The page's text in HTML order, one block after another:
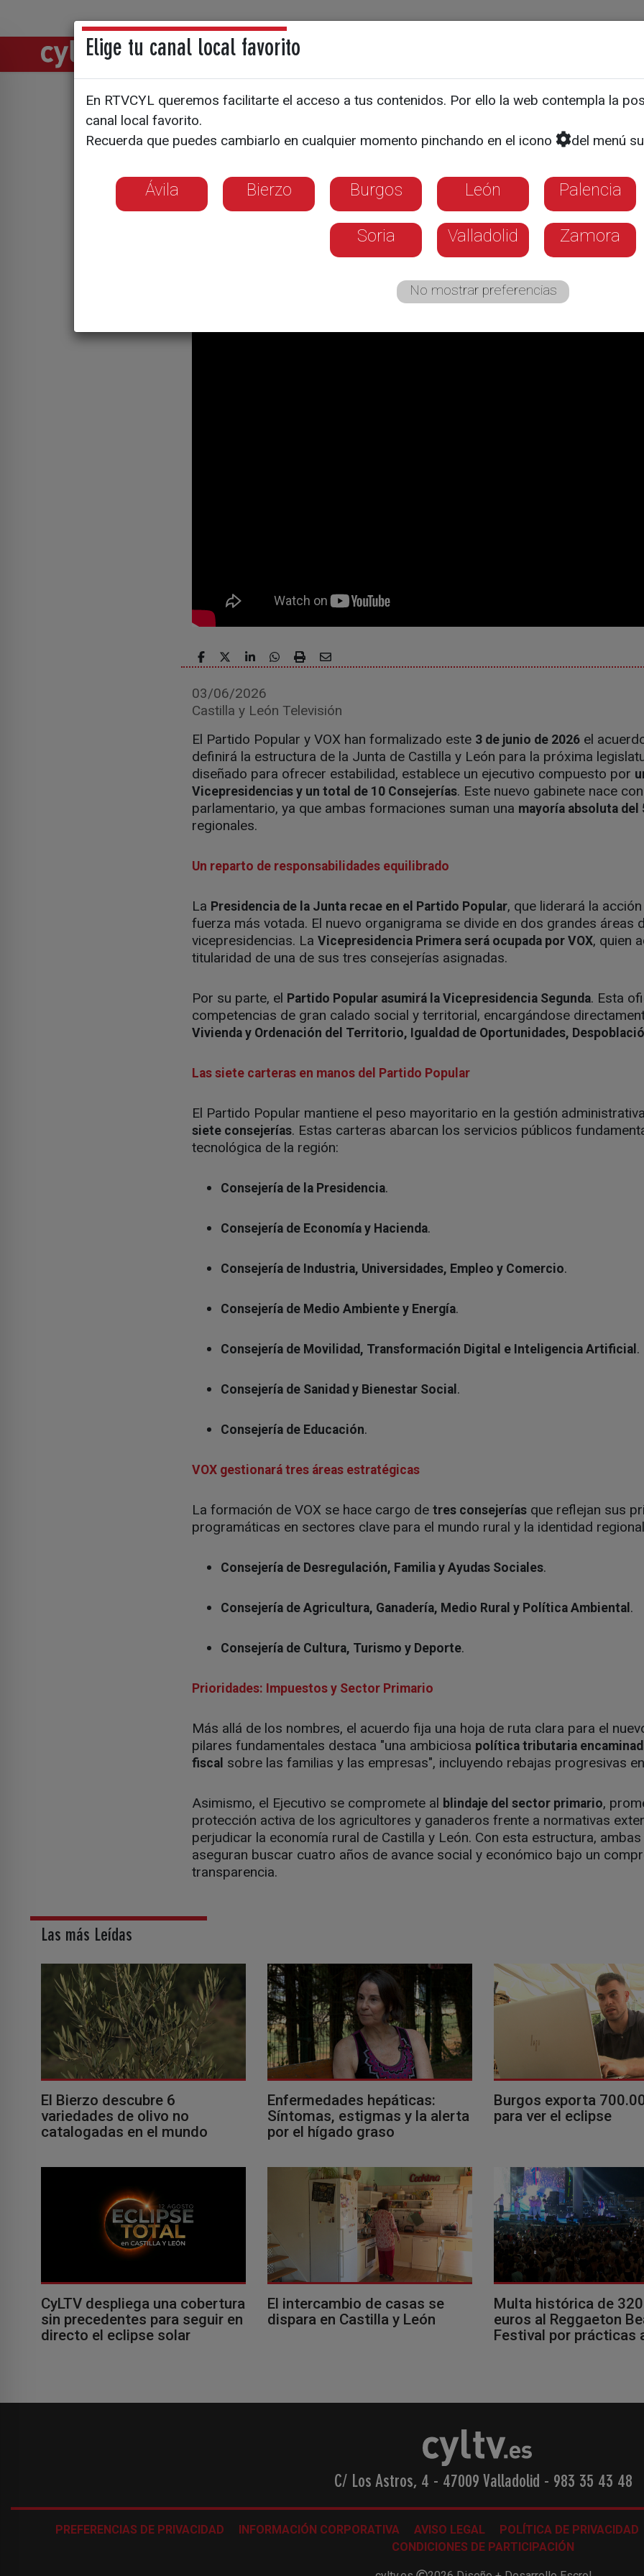
Directos Noticias
PP y VOX sellan el nuevo
Junta de Castilla y León: 10
una nueva etapa
El nuevo Ejecutivo centrará su acción en la rebaja de
del sector primario tras validar un pacto respaldado por el
03/06/2026
Castilla y León Televisión
El Partido Popular y VOX han formalizado este 3 de junio de 2026 el
definirá la estructura de la Junta de Castilla y León para la próxima
diseñado para ofrecer estabilidad, establece un ejecutivo compuesto por
Vicepresidencias y un total de 10 Consejerías. Este nuevo gabinete nace
parlamentario, ya que ambas formaciones suman una mayoría absoluta del
regionales.
Un reparto de responsabilidades equilibrado
La Presidencia de la Junta recae en el Partido Popular, que liderará la
fuerza más votada. El nuevo organigrama se divide en dos grandes áreas
vicepresidencias. La Vicepresidencia Primera será ocupada por VOX, quien
titularidad de una de sus tres consejerías asignadas.
Por su parte, el Partido Popular asumirá la Vicepresidencia Segunda. Esta
competencias de gran calado social y territorial, encargándose
Vivienda y Ordenación del Territorio, Igualdad de Oportunidades,
Las siete carteras en manos del Partido Popular
El Partido Popular mantiene el peso mayoritario en la gestión
siete consejerías. Estas carteras abarcan los servicios públicos
tecnológica de la región:
Consejería de la Presidencia.
Consejería de Economía y Hacienda.
Consejería de Industria, Universidades, Empleo y Comercio.
Consejería de Medio Ambiente y Energía.
Consejería de Movilidad, Transformación Digital e Inteligencia Artificial .
Consejería de Sanidad y Bienestar Social .
Consejería de Educación.
VOX gestionará tres áreas estratégicas
La formación de VOX se hace cargo de tres consejerías que reflejan sus
programáticas en sectores clave para el mundo rural y la identidad
Consejería de Desregulación, Familia y Ayudas Sociales.
Consejería de Agricultura, Ganadería, Medio Rural y Política Ambiental .
Consejería de Cultura, Turismo y Deporte.
Prioridades: Impuestos y Sector Primario
Más allá de los nombres, el acuerdo fija una hoja de ruta clara para el
pilares fundamentales destaca "una ambiciosa política tributaria
fiscal sobre las familias y las empresas", incluyendo rebajas progresivas en
Asimismo, el Ejecutivo se compromete al blindaje del sector primario,
protección activa de los agricultores y ganaderos frente a normativas
perjudicar la economía rural de Castilla y León. Con esta estructura,
aseguran buscar cuatro años de avance social y económico bajo un
transparencia.
Las más Leídas
El Bierzo descubre 6
variedades de olivo no
catalogadas en el mundo
Enfermedades hepáticas:
Síntomas, estigmas y la alerta
por el hígado graso
Burgos exporta
para ver el eclipse
CyLTV despliega una cobertura
sin precedentes para seguir en
directo el eclipse solar
El intercambio de casas se
dispara en Castilla y León
Multa histórica de
euros al Reggaeton
Festival por prácticas
C/ Los Astros, 4 - 47009 Valladolid - 983 35 43 48
PREFERENCIAS DE PRIVACIDAD INFORMACIÓN CORPORATIVA AVISO LEGAL POLÍTICA DE PRIVACIDAD
CONDICIONES DE PARTICIPACIÓN
Elige tu canal local favorito
En RTVCYL queremos facilitarte el acceso a tus contenidos. Por ello la web contempla la
canal local favorito.
Recuerda que puedes cambiarlo en cualquier momento pinchando en el icono
del menú
Ávila Bierzo Burgos León Palencia
Soria Valladolid Zamora
No mostrar preferencias